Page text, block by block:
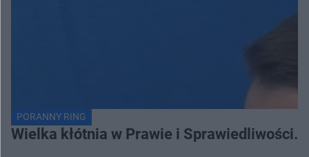
PORANNY RING
Wielka kłótnia w Prawie i Sprawiedliwości.